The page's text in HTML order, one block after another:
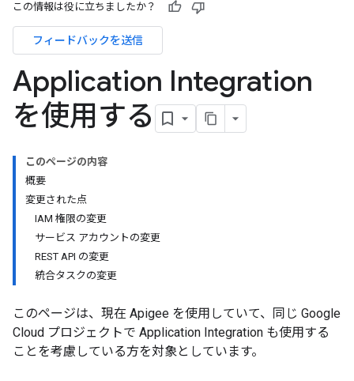
この情報は役に立ちましたか？
フィードバックを送信
Application Integration
を使用する
このページの内容
概要
変更された点
IAM 権限の変更
サービス アカウントの変更
REST API の変更
統合タスクの変更
このページは、現在 Apigee を使用していて、同じ Google
Cloud プロジェクトで Application Integration も使用する
ことを考慮している方を対象としています。